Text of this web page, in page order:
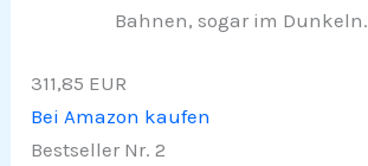
Bahnen, sogar im Dunkeln.
311,85 EUR
Bei Amazon kaufen
Bestseller Nr. 2